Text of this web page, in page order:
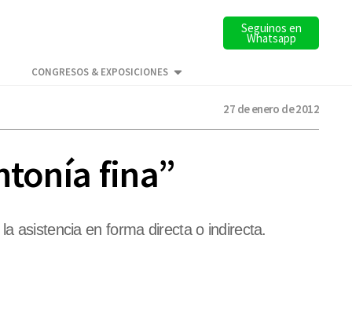
Seguinos en
Whatsapp
CONGRESOS & EXPOSICIONES
27 de enero de 2012
fina”
asistencia en forma directa o indirecta.